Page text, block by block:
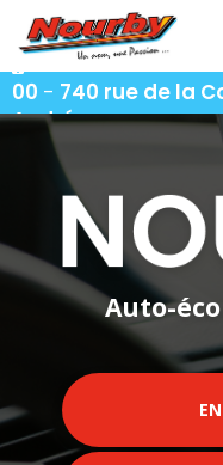
contenu
principal
06 92 92 25 51-06
00 - 740 rue de la
André
Auto-